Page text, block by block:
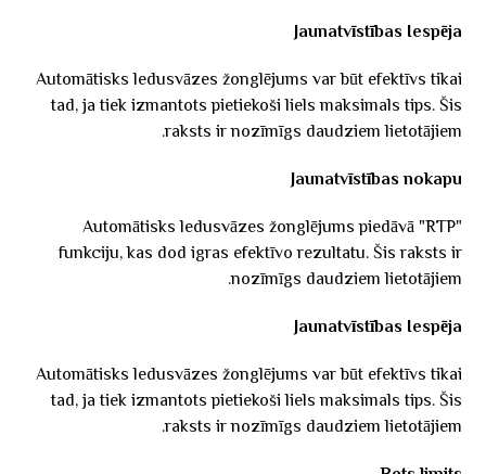
Jaunatvīstības Iespēja
Automātisks ledusvāzes žonglējums var būt efektīvs tikai
tad, ja tiek izmantots pietiekoši liels maksimals tips. Šis
raksts ir nozīmīgs daudziem lietotājiem.
Jaunatvīstības nokapu
Automātisks ledusvāzes žonglējums piedāvā "RTP"
funkciju, kas dod igras efektīvo rezultatu. Šis raksts ir
nozīmīgs daudziem lietotājiem.
Jaunatvīstības Iespēja
Automātisks ledusvāzes žonglējums var būt efektīvs tikai
tad, ja tiek izmantots pietiekoši liels maksimals tips. Šis
raksts ir nozīmīgs daudziem lietotājiem.